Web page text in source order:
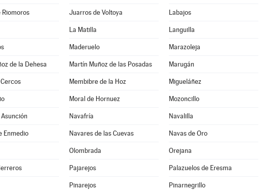
Riomoros Juarros de Voltoya Labajos
La Matilla Languilla
Maderuelo Marazoleja
de la Dehesa Martín Muñoz de las Posadas Marugán
Membibre de la Hoz Migueláñez
Moral de Hornuez Mozoncillo
Navafría Navalilla
Enmedio Navares de las Cuevas Navas de Oro
Olombrada Orejana
Pajarejos Palazuelos de Eresma
Pinarejos Pinarnegrillo